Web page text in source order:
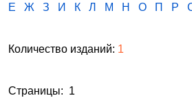
Е
Ж З И К Л М Н О П Р
Количество изданий: 1
Страницы: 1